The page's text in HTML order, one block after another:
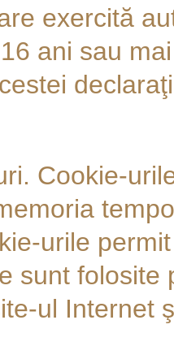
exercită
ani sau
Cookie-
urile
sunt
ul Internet